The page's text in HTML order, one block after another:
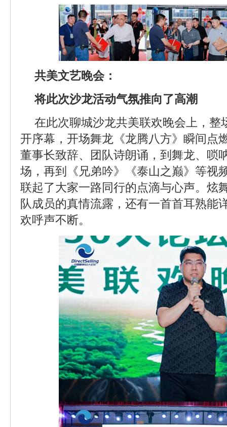
共美文艺晚会：
将此次沙龙活动气氛推向了高潮
在此次聊城沙龙共美联欢晚会上，整
开序幕，开场舞龙《龙腾八方》瞬间点
董事长致辞、团队诗朗诵，到舞龙、唢
场，再到《兄弟吟》《泰山之巅》等视
联起了大家一路同行的点滴与心声。炫
队成员的真情流露，还有一首首耳熟能
欢呼声不断。